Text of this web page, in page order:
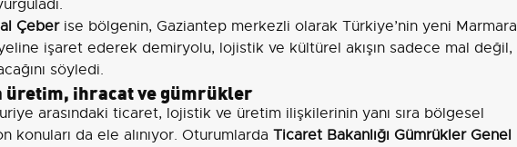
Çeberise bölgenin, Gaziantep merkezli olarak Türkiye’nin yeni Marmara
işaret ederek demiryolu, lojistik ve kültürel akışın sadece mal değil,
söyledi.
üretim, ihracat ve gümrükler
arasındaki ticaret, lojistik ve üretim ilişkilerinin yanı sıra bölgesel
konuları da ele alınıyor. Oturumlarda Ticaret Bakanlığı Gümrükler Genel